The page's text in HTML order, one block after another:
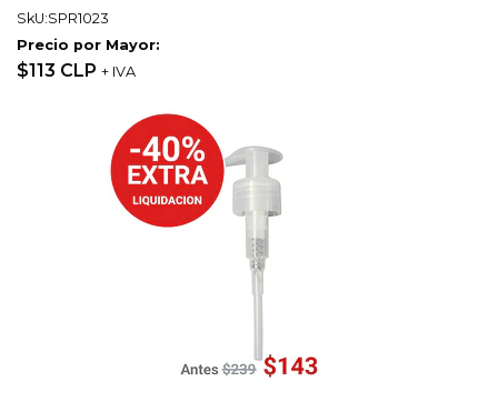
SkU:SPR1023
Precio por Mayor:
$113 CLP + IVA